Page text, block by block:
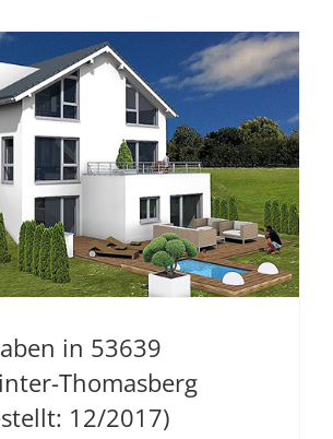
in 53639
Thomasberg
12/2017)